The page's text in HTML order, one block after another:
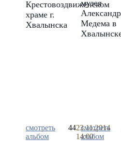
Крестовоздвиженском
храме г.
Хвалынска
смотреть
альбом
4423.11.2014
14:00
музея
Медема в
смотреть
альбом